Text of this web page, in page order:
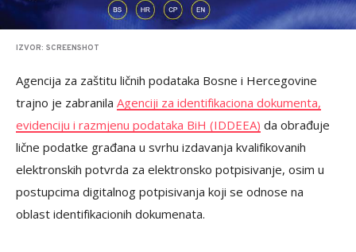
IZVOR: SCREENSHOT
Agencija za zaštitu ličnih podataka Bosne i Hercegovine
trajno je zabranila Agenciji za identifikaciona dokumenta,
evidenciju i razmjenu podataka BiH (IDDEEA) da obrađuje
lične podatke građana u svrhu izdavanja kvalifikovanih
elektronskih potvrda za elektronsko potpisivanje, osim u
postupcima digitalnog potpisivanja koji se odnose na
oblast identifikacionih dokumenata.